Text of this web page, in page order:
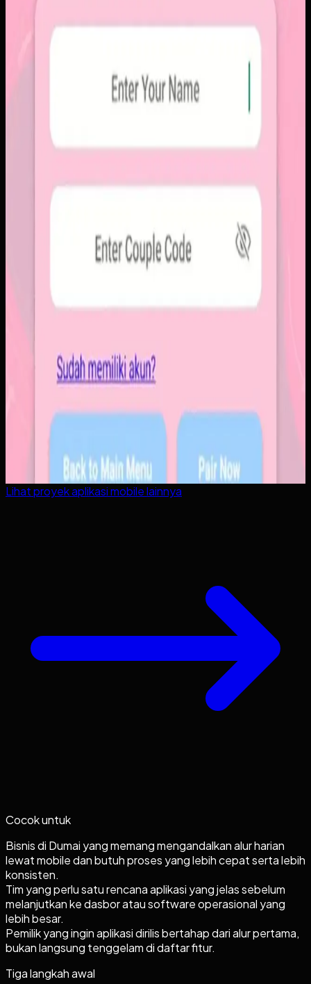
Platform sosial umum sering membuat momen personal
tenggelam di antara konten publik, iklan, dan tekanan
untuk selalu tampil sempurna. Pengguna membutuhkan
Kami membangun aplikasi mobile dengan alur berbagi yang
ringkas, notifikasi cepat, dan arsip momen yang tersusun
rapi. Sistemnya dirancang untuk percakapan visual yang
lebih personal tanpa membawa beban feed publik.
Lihat proyekaplikasi mobilelainnya
Cocok untuk
Bisnis di Dumai yang memang mengandalkan alur harian
lewat mobile dan butuh proses yang lebih cepat serta lebih
konsisten.
Tim yang perlu satu rencana aplikasi yang jelas sebelum
melanjutkan ke dasbor atau software operasional yang
lebih besar.
Pemilik yang ingin aplikasi dirilis bertahap dari alur pertama,
bukan langsung tenggelam di daftar fitur.
Tiga langkah awal